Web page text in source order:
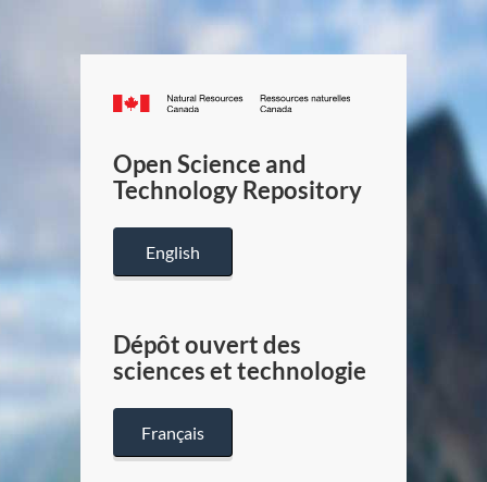
Canada.ca
/
Canada
Open Science and
Technology Repository
English
Dépôt ouvert des
sciences et technologie
Français